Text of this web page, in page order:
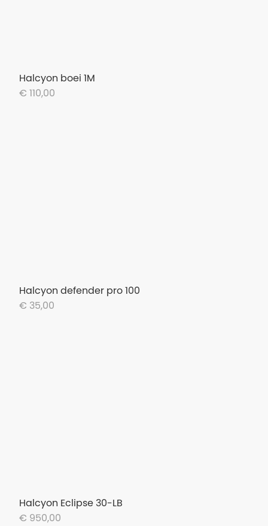
Halcyon boei 1M
€ 110,00
Halcyon defender pro 100
€ 35,00
Halcyon Eclipse 30-LB
€ 950,00